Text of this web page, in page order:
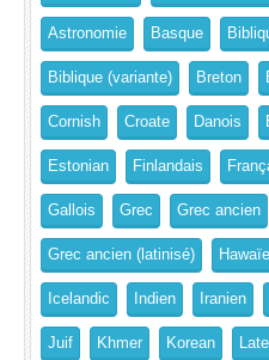
Astronomie Basque
Biblique (variante) Breton
Cornish Croate Danois
Estonian Finlandais
Gallois Grec Grec ancien
Grec ancien (latinisé)
Icelandic Indien Iranien
Juif Khmer Korean